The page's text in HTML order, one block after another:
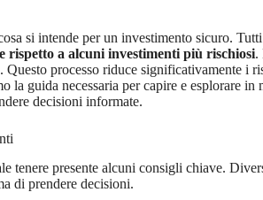
si intende per un investimento sicuro.
rispetto a alcuni investimenti più rischiosi.
processo riduce significativamente
guida necessaria per capire e esplorare
decisioni informate.
tenere presente alcuni consigli chiave.
di prendere decisioni.